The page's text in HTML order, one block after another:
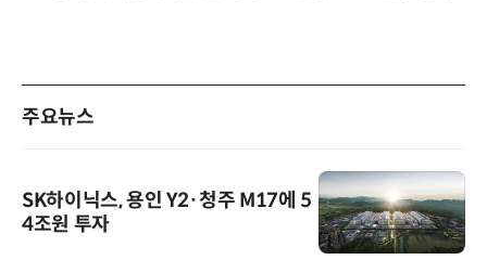
주요뉴스
SK하이닉스, 용인 Y2·청주 M17에 5
4조원 투자